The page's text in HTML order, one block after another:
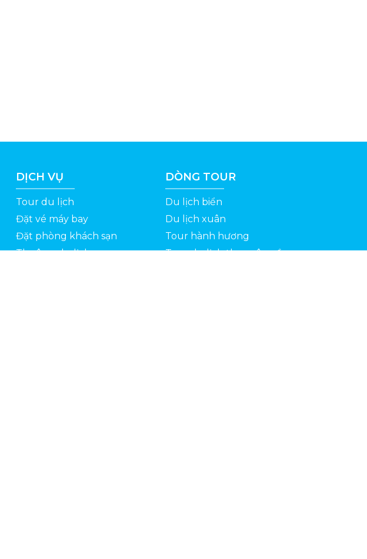
DỊCH VỤ
Tour du lịch
Đặt vé máy bay
Đặt phòng khách sạn
Thuê xe du lịch
DÒNG TOUR
Du lịch biển
Du lịch xuân
Tour hành hương
Tour du lịch theo yêu cầu